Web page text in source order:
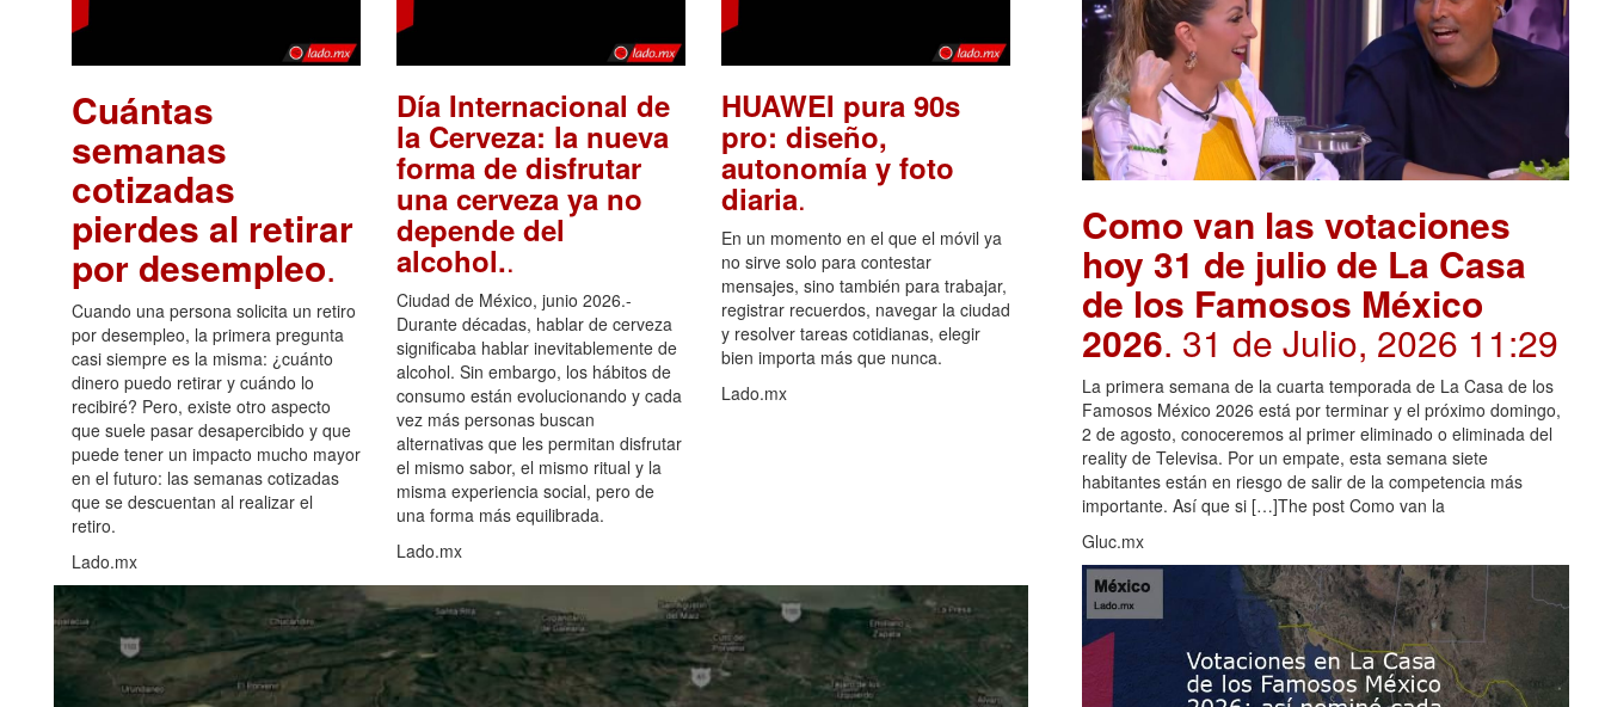
Cuántas
semanas
cotizadas
pierdes al retirar
por desempleo.
Cuando una persona solicita un retiro
por desempleo, la primera pregunta
casi siempre es la misma: ¿cuánto
dinero puedo retirar y cuándo lo
recibiré? Pero, existe otro aspecto
que suele pasar desapercibido y que
puede tener un impacto mucho mayor
en el futuro: las semanas cotizadas
que se descuentan al realizar el
retiro.
Lado.mx
Día Internacional de
la Cerveza: la nueva
forma de disfrutar
una cerveza ya no
depende del
alcohol..
Ciudad de México, junio 2026.-
Durante décadas, hablar de cerveza
significaba hablar inevitablemente de
alcohol. Sin embargo, los hábitos de
consumo están evolucionando y cada
vez más personas buscan
alternativas que les permitan disfrutar
el mismo sabor, el mismo ritual y la
misma experiencia social, pero de
una forma más equilibrada.
Lado.mx
HUAWEI pura 90s
pro: diseño,
autonomía y foto
diaria.
En un momento en el que el móvil ya
no sirve solo para contestar
mensajes, sino también para trabajar,
registrar recuerdos, navegar la ciudad
y resolver tareas cotidianas, elegir
bien importa más que nunca.
Lado.mx
Como van las votaciones
hoy 31 de julio de La Casa
de los Famosos México
2026. 31 de Julio, 2026 11:29
La primera semana de la cuarta temporada de La Casa de los
Famosos México 2026 está por terminar y el próximo domingo,
2 de agosto, conoceremos al primer eliminado o eliminada del
reality de Televisa. Por un empate, esta semana siete
habitantes están en riesgo de salir de la competencia más
importante. Así que si […]The post Como van la
Gluc.mx